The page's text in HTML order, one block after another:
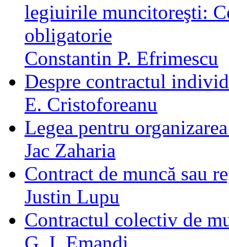
legiuirile muncitoreşti:
obligatorie
Constantin P. Efrimescu
Despre contractul
E. Cristoforeanu
Legea pentru
Jac Zaharia
Contract de muncă sau
Justin Lupu
Contractul colectiv de
G. I. Emandi